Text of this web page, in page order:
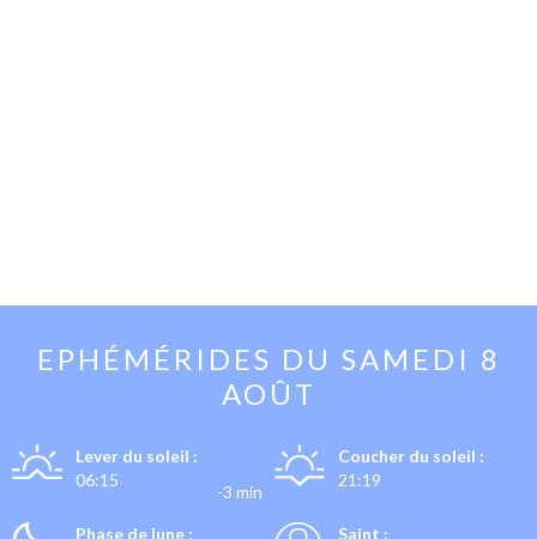
EPHÉMÉRIDES DU SAMEDI 8
AOÛT
Lever du soleil :
06:15
-3 min
Coucher du soleil :
21:19
Phase de lune :
Saint :